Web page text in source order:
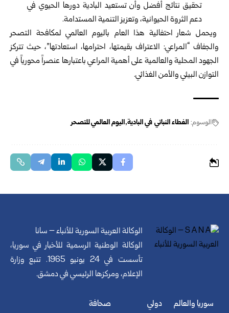
تحقيق نتائج أفضل وأن تستعيد البادية دورها الحيوي في
دعم الثروة الحيوانية، وتعزيز التنمية المستدامة.
ويحمل شعار احتفالية هذا العام باليوم العالمي لمكافحة التصحر
والجفاف “المراعي: الاعتراف بقيمتها، احترامها، استعادتها”، حيث تتركز
الجهود المحلية والعالمية على أهمية المراعي باعتبارها عنصراً محورياً في
التوازن ‏البيئي ‏والأمن الغذائي.
الوسوم: الغطاء النباتي في البادية اليوم العالمي للتصحر
الوكالة العربية السورية للأنباء – سانا
الوكالة الوطنية الرسمية للأخبار في سوريا،
تأسست في 24 يونيو 1965. تتبع وزارة
الإعلام، ومركزها الرئيسي في دمشق.
سوريا والعالم دولي صحافة